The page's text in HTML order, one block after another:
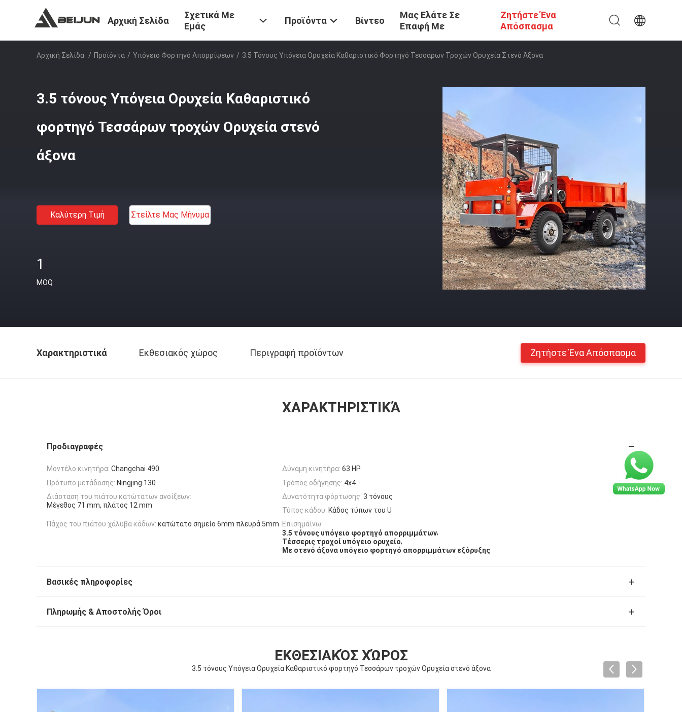
Αρχική Σελίδα
Σχετικά Με
Εμάς
Προϊόντα Βίντεο
Μας Ελάτε Σε
Επαφή Με
Ζητήστε Ένα
Απόσπασμα
Αρχική Σελίδα / Προϊόντα / Υπόγειο Φορτηγό Απορρίψεων / 3.5 Τόνους Υπόγεια Ορυχεία Καθαριστικό Φορτηγό Τεσσάρων Τροχών Ορυχεία Στενό Άξονα
3.5 τόνους Υπόγεια Ορυχεία Καθαριστικό
φορτηγό Τεσσάρων τροχών Ορυχεία στενό
άξονα
Καλύτερη Τιμή Στείλτε Μας Μήνυμα
1
MOQ
Χαρακτηριστικά Εκθεσιακός χώρος Περιγραφή προϊόντων Ζητήστε Ένα Απόσπασμα
ΧΑΡΑΚΤΗΡΙΣΤΙΚΆ
Προδιαγραφές
Μοντέλο κινητήρα: Changchai 490 Δύναμη κινητήρα: 63 HP
Πρότυπο μετάδοσης: Ningjing 130 Τρόπος οδήγησης: 4x4
Διάσταση του πιάτου κατώτατων ανοίξεων:
Μέγεθος 71 mm, πλάτος 12 mm
Δυνατότητα φόρτωσης: 3 τόνους
Τύπος κάδου: Κάδος τύπων του U
Πάχος του πιάτου χάλυβα κάδων: κατώτατο σημείο 6mm πλευρά 5mm Επισημαίνω:
3.5 τόνους υπόγειο φορτηγό απορριμμάτων,
Τέσσερις τροχοί υπόγειο ορυχείο,
Με στενό άξονα υπόγειο φορτηγό απορριμμάτων εξόρυξης
Βασικές πληροφορίες
Πληρωμής & Αποστολής Όροι
ΕΚΘΕΣΙΑΚΌΣ ΧΏΡΟΣ
3.5 τόνους Υπόγεια Ορυχεία Καθαριστικό φορτηγό Τεσσάρων τροχών Ορυχεία στενό άξονα